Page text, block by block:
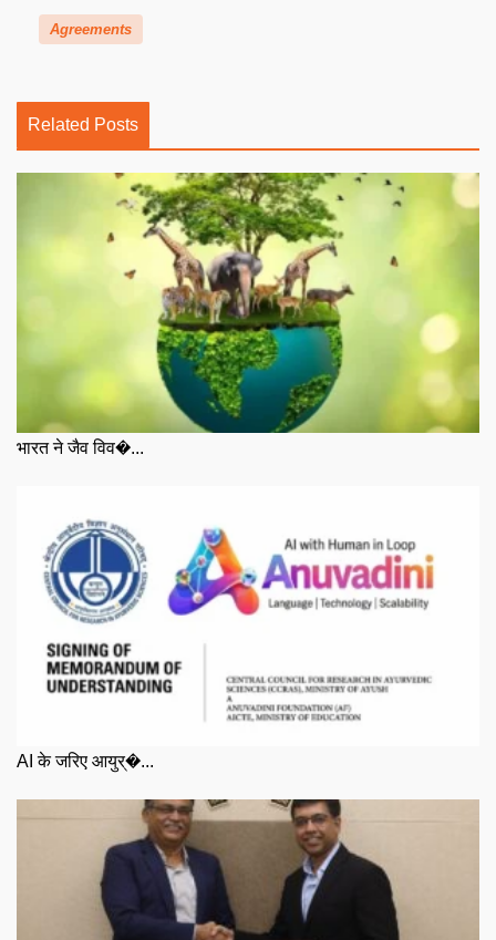
Agreements
Related Posts
भारत ने जैव विव�...
AI के जरिए आयुर्�...